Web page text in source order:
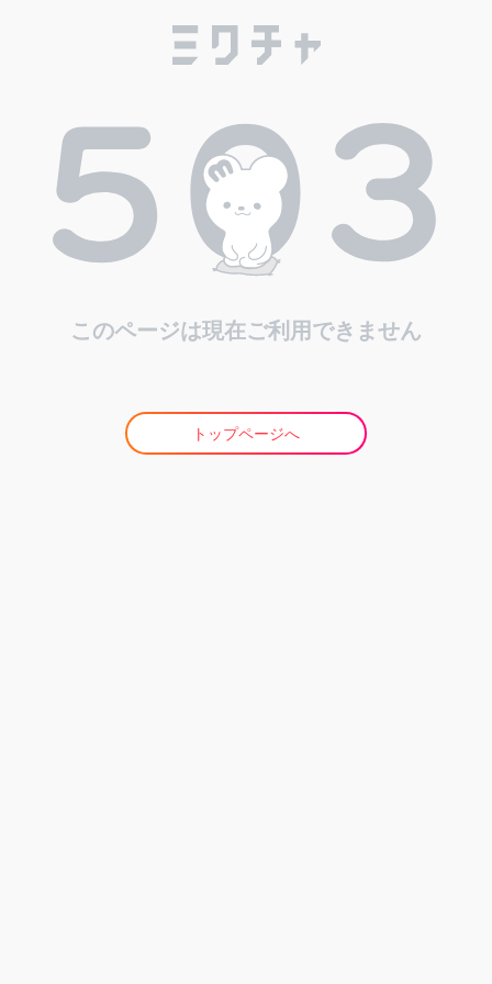
このページは現在ご利用できません